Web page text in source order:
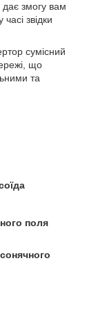
змогу вам
звідки
сумісний
що
та
поля